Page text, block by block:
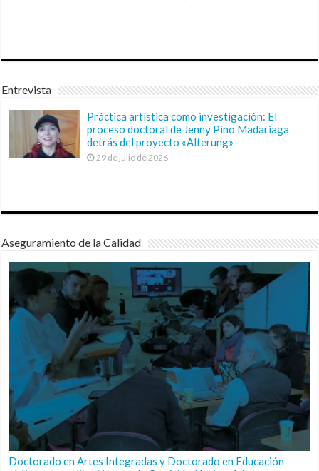
Entrevista
Práctica artística como investigación: El
proceso doctoral de Jenny Pino Madariaga
detrás del proyecto «Alterung»
29 de julio de 2026
Aseguramiento de la Calidad
Doctorado en Artes Integradas y Doctorado en Educación